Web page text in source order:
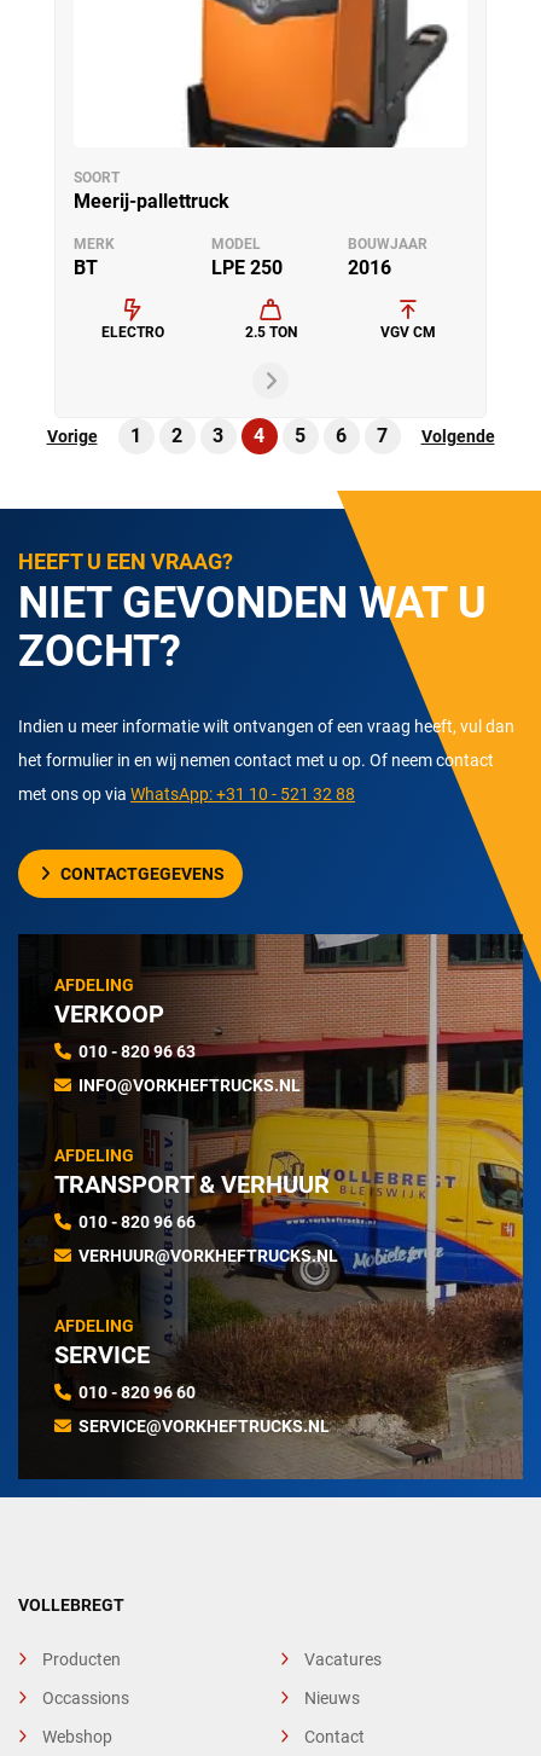
SOORT
Meerij-pallettruck
MERK
BT
MODEL
LPE 250
BOUWJAAR
2016
ELECTRO 2.5 TON VGV CM
Vorige 1 2 3 4 5 6 7 Volgende
HEEFT U EEN VRAAG?
NIET GEVONDEN WAT U
ZOCHT?
Indien u meer informatie wilt ontvangen of een vraag heeft, vul dan
het formulier in en wij nemen contact met u op. Of neem contact
met ons op via WhatsApp: +31 10 - 521 32 88
CONTACTGEGEVENS
AFDELING
VERKOOP
010 - 820 96 63
INFO@VORKHEFTRUCKS.NL
AFDELING
TRANSPORT & VERHUUR
010 - 820 96 66
VERHUUR@VORKHEFTRUCKS.NL
AFDELING
SERVICE
010 - 820 96 60
SERVICE@VORKHEFTRUCKS.NL
VOLLEBREGT
Producten
Occassions
Webshop
Vacatures
Nieuws
Contact